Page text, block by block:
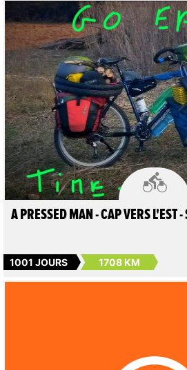

A PRESSED MAN - CAP VERS L'EST
1001 JOURS 1708 KM